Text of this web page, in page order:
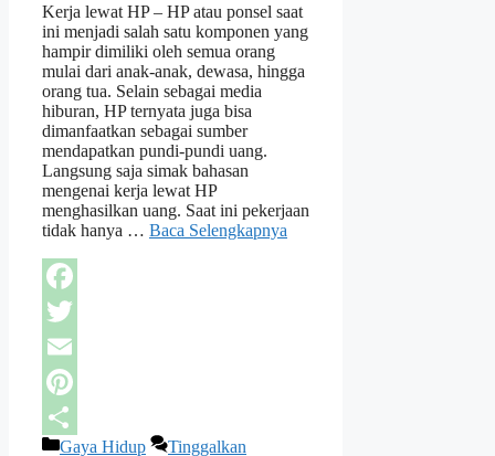
Kerja lewat HP – HP atau ponsel saat
ini menjadi salah satu komponen yang
hampir dimiliki oleh semua orang
mulai dari anak-anak, dewasa, hingga
orang tua. Selain sebagai media
hiburan, HP ternyata juga bisa
dimanfaatkan sebagai sumber
mendapatkan pundi-pundi uang.
Langsung saja simak bahasan
mengenai kerja lewat HP
menghasilkan uang. Saat ini pekerjaan
tidak hanya … Baca Selengkapnya
Facebook
Twitter
Email
Pinterest
Share
Kategori
Gaya Hidup
Tinggalkan